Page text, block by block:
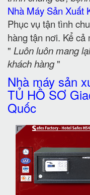
Nhà Máy Sản Xuất
Phục vụ tận tình
hàng tận nơi. Kể cả
" Luôn luôn mang
khách hàng"
Nhà máy sản
TỦ HỒ SƠ
Quốc